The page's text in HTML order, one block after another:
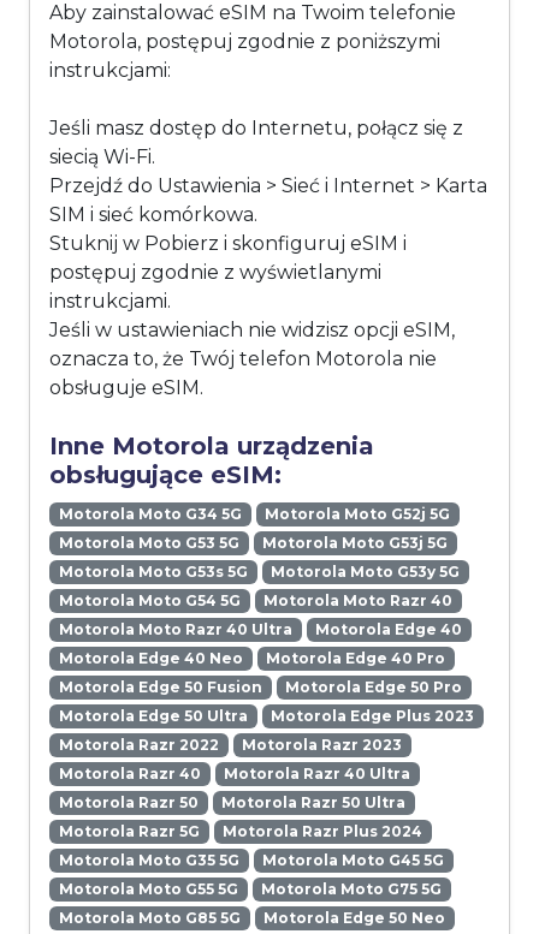
Aby zainstalować eSIM na Twoim telefonie
Motorola, postępuj zgodnie z poniższymi
instrukcjami:
Jeśli masz dostęp do Internetu, połącz się z
siecią Wi-Fi.
Przejdź do Ustawienia > Sieć i Internet > Karta
SIM i sieć komórkowa.
Stuknij w Pobierz i skonfiguruj eSIM i
postępuj zgodnie z wyświetlanymi
instrukcjami.
Jeśli w ustawieniach nie widzisz opcji eSIM,
oznacza to, że Twój telefon Motorola nie
obsługuje eSIM.
Inne Motorola urządzenia
obsługujące eSIM:
Motorola Moto G34 5G
Motorola Moto G52j 5G
Motorola Moto G53 5G
Motorola Moto G53j 5G
Motorola Moto G53s 5G
Motorola Moto G53y 5G
Motorola Moto G54 5G
Motorola Moto Razr 40
Motorola Moto Razr 40 Ultra
Motorola Edge 40
Motorola Edge 40 Neo
Motorola Edge 40 Pro
Motorola Edge 50 Fusion
Motorola Edge 50 Pro
Motorola Edge 50 Ultra
Motorola Edge Plus 2023
Motorola Razr 2022
Motorola Razr 2023
Motorola Razr 40
Motorola Razr 40 Ultra
Motorola Razr 50
Motorola Razr 50 Ultra
Motorola Razr 5G
Motorola Razr Plus 2024
Motorola Moto G35 5G
Motorola Moto G45 5G
Motorola Moto G55 5G
Motorola Moto G75 5G
Motorola Moto G85 5G
Motorola Edge 50 Neo